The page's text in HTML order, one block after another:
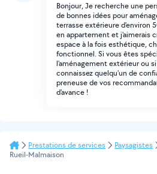
Bonjour, Je recherche une
de bonnes idées pour
terrasse extérieure d'environ
en appartement et j'aimerais
espace à la fois esthétique,
fonctionnel. Si vous êtes
l'aménagement extérieur ou
connaissez quelqu'un de
preneuse de vos
d'avance !
Prestations de services Paysagistes
Rueil-Malmaison